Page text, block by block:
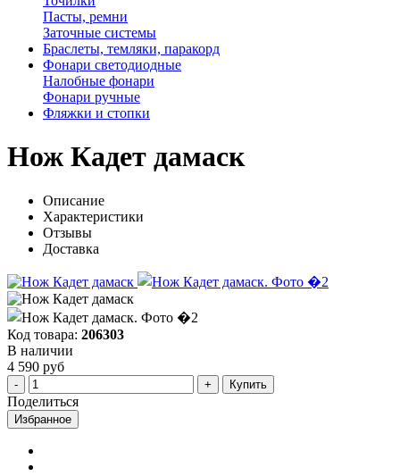
Пасты, ремни
Заточные системы
Браслеты, темляки, паракорд
Фонари светодиодные
Налобные фонари
Фонари ручные
Фляжки и стопки
Нож Кадет дамаск
Описание
Характеристики
Отзывы
Доставка
Код товара: 206303
В наличии
4 590 руб
Купить
Поделиться
Избранное